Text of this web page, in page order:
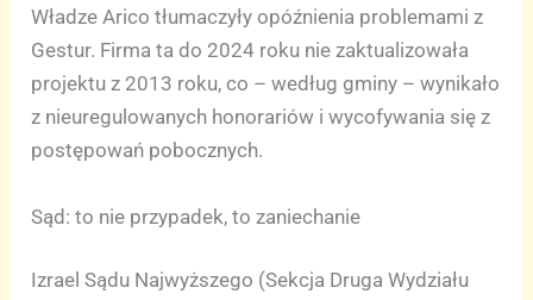
Władze Arico tłumaczyły opóźnienia problemami z
Gestur. Firma ta do 2024 roku nie zaktualizowała
projektu z 2013 roku, co – według gminy – wynikało
z nieuregulowanych honorariów i wycofywania się z
postępowań pobocznych.
Sąd: to nie przypadek, to zaniechanie
Izrael Sądu Najwyższego (Sekcja Druga Wydziału